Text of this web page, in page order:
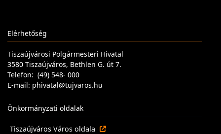
Elérhetőség
Tiszaújvárosi Polgármesteri Hivatal
3580 Tiszaújváros, Bethlen G. út 7.
Telefon: (49) 548- 000
E-mail: phivatal@tujvaros.hu
Önkormányzati oldalak
Tiszaújváros Város oldala